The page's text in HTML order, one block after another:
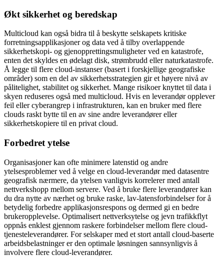
Økt sikkerhet og beredskap
Multicloud kan også bidra til å beskytte selskapets kritiske
forretningsapplikasjoner og data ved å tilby overlappende
sikkerhetskopi- og gjenopprettingsmuligheter ved en katastrofe,
enten det skyldes en ødelagt disk, strømbrudd eller naturkatastrofe.
Å legge til flere cloud-instanser (basert i forskjellige geografiske
områder) som en del av sikkerhetsstrategien gir et høyere nivå av
pålitelighet, stabilitet og sikkerhet. Mange risikoer knyttet til data i
skyen reduseres også med multicloud. Hvis en leverandør opplever
feil eller cyberangrep i infrastrukturen, kan en bruker med flere
clouds raskt bytte til en av sine andre leverandører eller
sikkerhetskopiere til en privat cloud.
Forbedret ytelse
Organisasjoner kan ofte minimere latenstid og andre
ytelsesproblemer ved å velge en cloud-leverandør med datasentre
geografisk nærmere, da ytelsen vanligvis korrelerer med antall
nettverkshopp mellom servere. Ved å bruke flere leverandører kan
du dra nytte av nærhet og bruke raske, lav-latensforbindelser for å
betydelig forbedre applikasjonsrespons og dermed gi en bedre
brukeropplevelse. Optimalisert nettverksytelse og jevn trafikkflyt
oppnås enklest gjennom raskere forbindelser mellom flere cloud-
tjenesteleverandører. For selskaper med et stort antall cloud-baserte
arbeidsbelastninger er den optimale løsningen sannsynligvis å
involvere flere cloud-leverandører.